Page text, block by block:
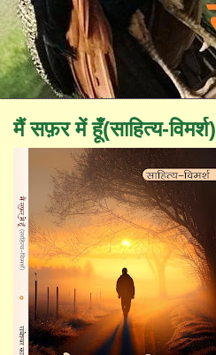
मैं सफ़र में हूँ(साहित्य-विमर्श)